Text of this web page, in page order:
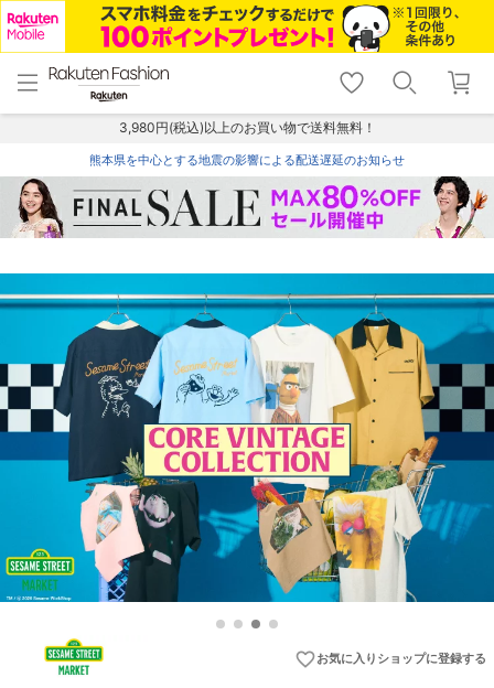
menu home
トップ
shopping_cart lock_outline
ログイン
3,980円(税込)以上のお買い物で送料無料！
熊本県を中心とする地震の影響による配送遅延のお知らせ
favorite_borderお気に入りショップに登録する